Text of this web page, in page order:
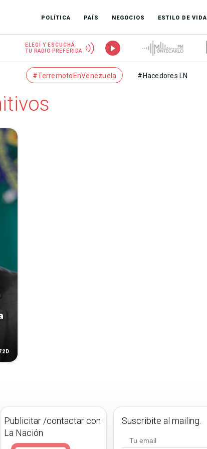
POLÍTICA PAÍS NEGOCIOS ESTILO DE VIDA
ELEGÍ Y ESCUCHÁ
TU RADIO PREFERIDA
#TerremotoEnVenezuela #Hacedores LN
Publicitar /contactar con
La Nación
Suscribite al mailing.